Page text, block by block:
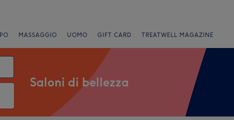
MASSAGGIO UOMO GIFT CARD TREATWELL MAGAZINE
Saloni di bellezza